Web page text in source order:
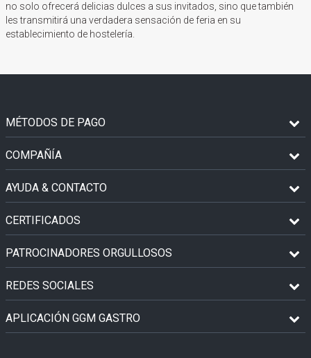
no solo ofrecerá delicias dulces a sus invitados, sino que también
les transmitirá una verdadera sensación de feria en su
establecimiento de hostelería.
MÉTODOS DE PAGO
COMPAÑÍA
AYUDA & CONTACTO
CERTIFICADOS
PATROCINADORES ORGULLOSOS
REDES SOCIALES
APLICACIÓN GGM GASTRO